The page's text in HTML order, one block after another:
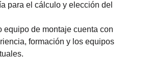
para el cálculo y elección del
equipo de montaje cuenta con
formación y los equipos